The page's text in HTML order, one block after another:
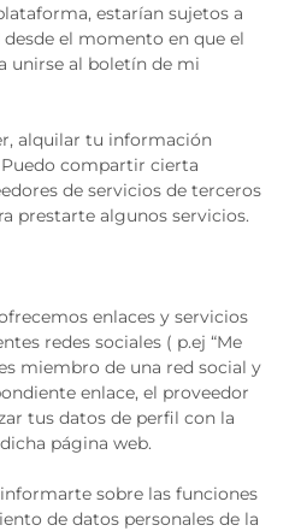
estarían sujetos a
el momento en que el
unirse al boletín de mi
alquilar tu información
compartir cierta
de servicios de terceros
prestarte algunos servicios.
enlaces y servicios
redes sociales ( p.ej “Me
miembro de una red social y
enlace, el proveedor
tus datos de perfil con la
página web.
sobre las funciones
de datos personales de la